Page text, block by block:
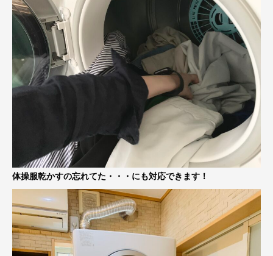
体操服乾かすの忘れてた・・・にも対応できます！